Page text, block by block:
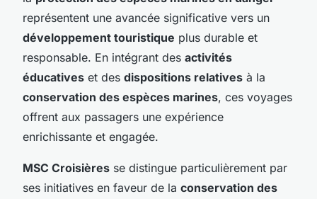
représentent une avancée significative vers un
développement touristique plus durable et
responsable. En intégrant des activités
éducatives et des dispositions relatives à la
conservation des espèces marines, ces voyages
offrent aux passagers une expérience
enrichissante et engagée.
MSC Croisières se distingue particulièrement par
ses initiatives en faveur de la conservation des